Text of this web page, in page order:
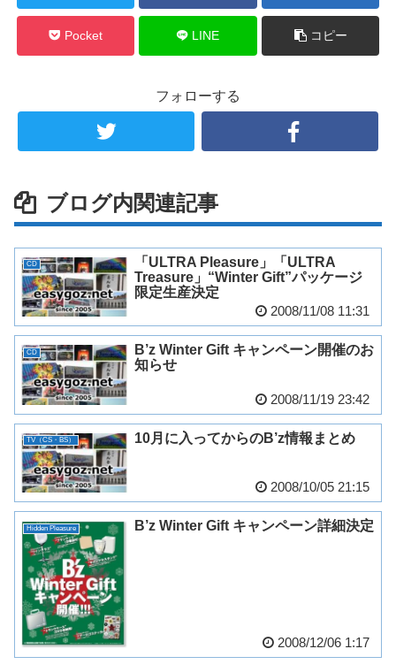
Pocket LINE コピー
フォローする
ブログ内関連記事
CD
「ULTRA Pleasure」「ULTRA
Treasure」“Winter Gift”パッケージ
限定生産決定
2008/11/08 11:31
CD
B’z Winter Gift キャンペーン開催のお
知らせ
2008/11/19 23:42
TV（CS・BS） 10月に入ってからのB’z情報まとめ
2008/10/05 21:15
Hidden Pleasure B’z Winter Gift キャンペーン詳細決定
2008/12/06 1:17